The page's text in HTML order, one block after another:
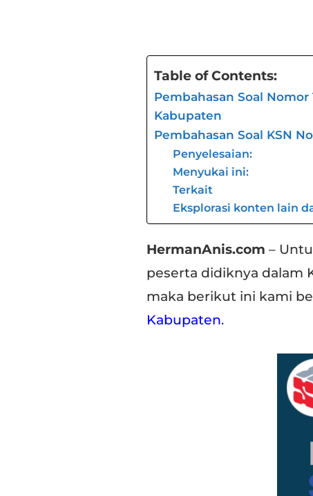
Table of Contents:
Pembahasan Soal
Kabupaten
Pembahasan Soal KSN
Penyelesaian:
Menyukai ini:
Terkait
Eksplorasi konten lain
HermanAnis.com –
peserta didiknya dalam
maka berikut ini kami
Kabupaten.